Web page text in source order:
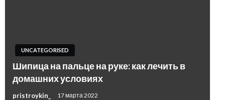
UNCATEGORISED
Шипица на пальце на руке: как лечить в
домашних условиях
pristroykin_ 17 марта 2022